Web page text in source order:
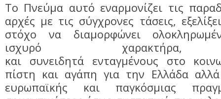
Tο Πνεύμα αυτό εναρμονίζει τις
αρχές με τις σύγχρονες τάσεις,
στόχο να διαμορφώνει
ισχυρό χαρακτήρα,
και συνειδητά ενταγμένους στο
πίστη και αγάπη για την Eλλάδα
ευρωπαϊκής και παγκόσμιας